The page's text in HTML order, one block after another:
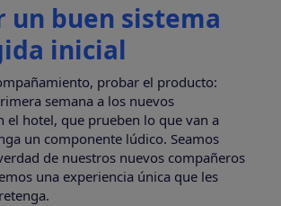
un buen sistema
inicial
probar el producto:
semana a los nuevos
el hotel, que prueben lo que van a
un componente lúdico. Seamos
de nuestros nuevos compañeros
una experiencia única que les